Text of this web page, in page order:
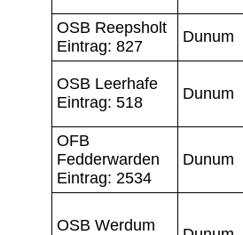
OSB Reepsholt
Eintrag: 827
Dunum
OSB Leerhafe
Eintrag: 518
Dunum
OFB
Fedderwarden
Eintrag: 2534
Dunum
OSB Werdum